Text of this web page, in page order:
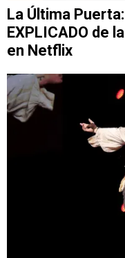
La Última
EXPLICADO de
en Netflix